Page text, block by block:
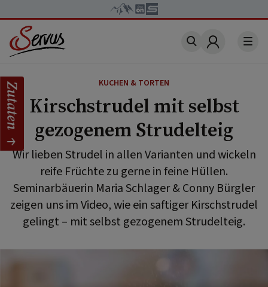
Account
KUCHEN & TORTEN
Kirschstrudel mit selbst
gezogenem Strudelteig
Wir lieben Strudel in allen Varianten und wickeln
reife Früchte zu gerne in feine Hüllen.
Seminarbäuerin Maria Schlager & Conny Bürgler
zeigen uns im Video, wie ein saftiger Kirschstrudel
gelingt – mit selbst gezogenem Strudelteig.
Zutaten